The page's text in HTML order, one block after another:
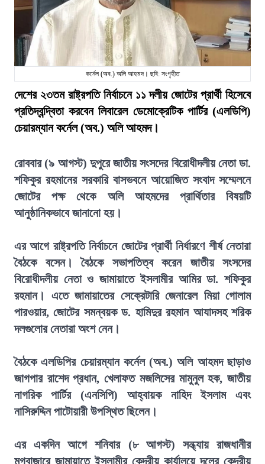
কর্নেল (অব.) অলি আহমদ। ছবি: সংগৃহীত
দেশের ২৩তম রাষ্ট্রপতি নির্বাচনে ১১ দলীয় জোটের প্রার্থী হিসেবে
প্রতিদ্বন্দ্বিতা করবেন লিবারেল ডেমোক্রেটিক পার্টির (এলডিপি)
চেয়ারম্যান কর্নেল (অব.) অলি আহমদ।
রোববার (৯ আগস্ট) দুপুরে জাতীয় সংসদের বিরোধীদলীয় নেতা ডা.
শফিকুর রহমানের সরকারি বাসভবনে আয়োজিত সংবাদ সম্মেলনে
জোটের পক্ষ থেকে অলি আহমদের প্রার্থিতার বিষয়টি
আনুষ্ঠানিকভাবে জানানো হয়।
এর আগে রাষ্ট্রপতি নির্বাচনে জোটের প্রার্থী নির্ধারণে শীর্ষ নেতারা
বৈঠকে বসেন। বৈঠকে সভাপতিত্ব করেন জাতীয় সংসদের
বিরোধীদলীয় নেতা ও জামায়াতে ইসলামীর আমির ডা. শফিকুর
রহমান। এতে জামায়াতের সেক্রেটারি জেনারেল মিয়া গোলাম
পারওয়ার, জোটের সমন্বয়ক ড. হামিদুর রহমান আযাদসহ শরিক
দলগুলোর নেতারা অংশ নেন।
বৈঠকে এলডিপির চেয়ারম্যান কর্নেল (অব.) অলি আহমদ ছাড়াও
জাগপার রাশেদ প্রধান, খেলাফত মজলিসের মামুনুল হক, জাতীয়
নাগরিক পার্টির (এনসিপি) আহ্বায়ক নাহিদ ইসলাম এবং
নাসিরুদ্দিন পাটোয়ারী উপস্থিত ছিলেন।
এর একদিন আগে শনিবার (৮ আগস্ট) সন্ধ্যায় রাজধানীর
মগবাজারে জামায়াতে ইসলামীর কেন্দ্রীয় কার্যালয়ে দলের কেন্দ্রীয়